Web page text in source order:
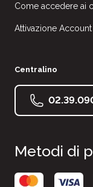
Come accedere ai
Attivazione Account
Centralino
Metodi di